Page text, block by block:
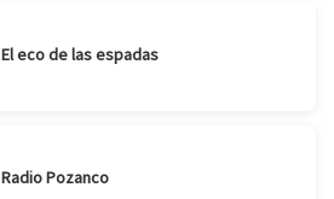
El eco de las espadas
Radio Pozanco